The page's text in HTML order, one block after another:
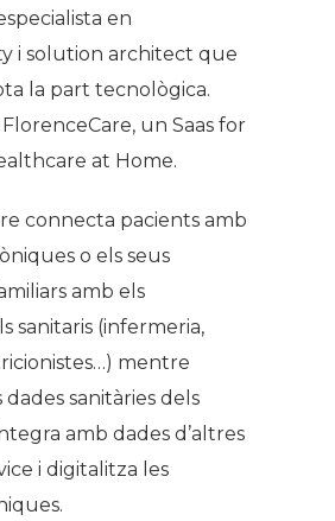
en
i solution architect que
la part tecnològica.
un Saas for
at Home.
connecta pacients amb
o els seus
amb els
sanitaris (infermeria,
mentre
dades sanitàries dels
amb dades d’altres
i digitalitza les